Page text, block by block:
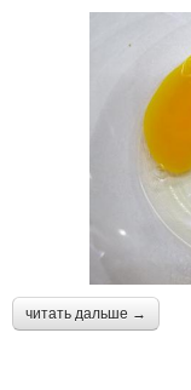
читать дальше →